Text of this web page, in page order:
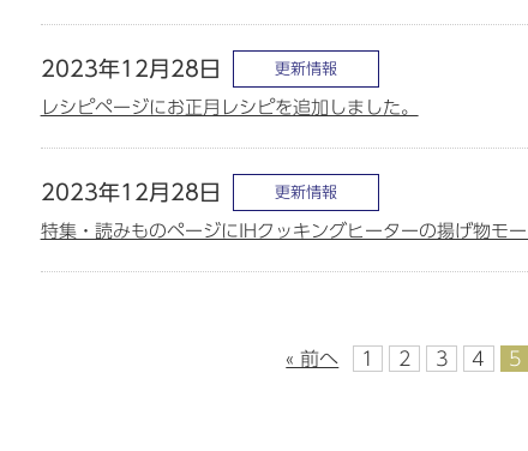
2023年12月28日 更新情報
レシピページにお正月レシピを追加しました。
2023年12月28日 更新情報
特集・読みものページにIHクッキングヒーターの揚げ物モ
« 前へ 1 2 3 4 5